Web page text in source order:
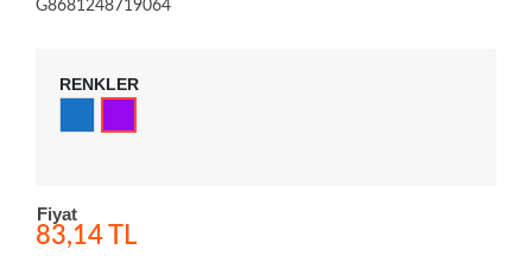
G8681248719064
RENKLER
Fiyat
83,14 TL